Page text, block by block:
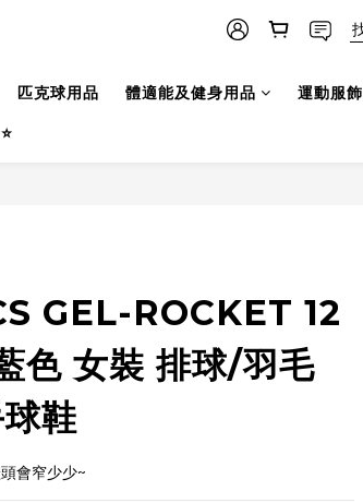
匹克球用品 體適能及健身用品 運動服飾
GEL-ROCKET 12
色 女裝 排球/羽毛
鞋
會窄少少~